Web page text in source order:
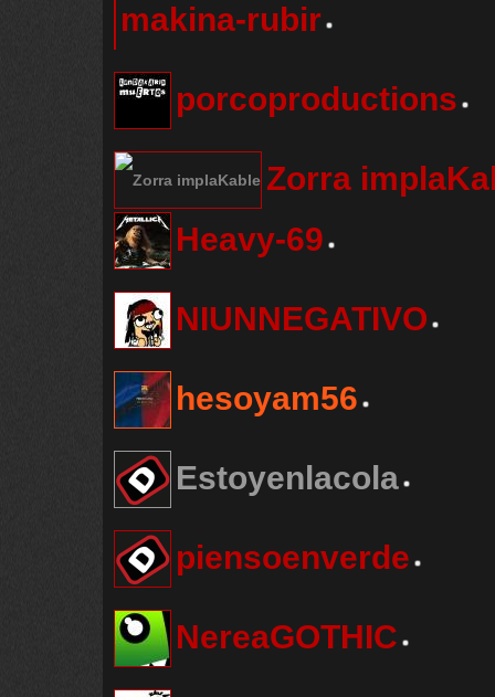
makina-rubir
porcoproductions
Zorra
Heavy-69
NIUNNEGATIVO
hesoyam56
Estoyenlacola
piensoenverde
NereaGOTHIC